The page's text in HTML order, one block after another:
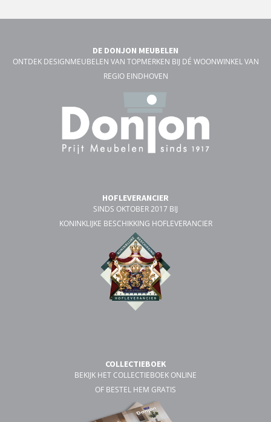
DE DONJON MEUBELEN
ONTDEK DESIGNMEUBELEN VAN TOPMERKEN BIJ DÉ WOONWINKEL VAN
REGIO EINDHOVEN
HOFLEVERANCIER
SINDS OKTOBER 2017 BIJ
KONINKLIJKE BESCHIKKING HOFLEVERANCIER
COLLECTIEBOEK
BEKIJK HET COLLECTIEBOEK ONLINE
OF BESTEL HEM GRATIS